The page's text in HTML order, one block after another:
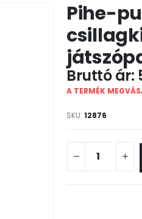
Pihe-
A TERMÉK
SKU: 12876